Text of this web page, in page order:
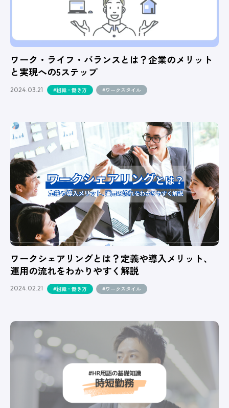
ワーク・ライフ・バランスとは？企業のメリット
と実現への5ステップ
2024.03.21 #組織・働き方 #ワークスタイル
ワークシェアリングとは？定義や導入メリット、
運用の流れをわかりやすく解説
2024.02.21 #組織・働き方 #ワークスタイル